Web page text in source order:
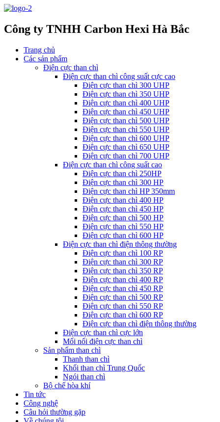
Công ty TNHH Carbon Hexi Hà Bắc
Trang chủ
Các sản phẩm
Điện cực than chì
Điện cực than chì công suất cực cao
Điện cực than chì 300 UHP
Điện cực than chì 350 UHP
Điện cực than chì 400 UHP
Điện cực than chì 450 UHP
Điện cực than chì 500 UHP
Điện cực than chì 550 UHP
Điện cực than chì 600 UHP
Điện cực than chì 650 UHP
Điện cực than chì 700 UHP
Điện cực than chì công suất cao
Điện cực than chì 250HP
Điện cực than chì 300 HP
Điện cực than chì HP 350mm
Điện cực than chì 400 HP
Điện cực than chì 450 HP
Điện cực than chì 500 HP
Điện cực than chì 550 HP
Điện cực than chì 600 HP
Điện cực than chì điện thông thường
Điện cực than chì 100 RP
Điện cực than chì 300 RP
Điện cực than chì 350 RP
Điện cực than chì 400 RP
Điện cực than chì 450 RP
Điện cực than chì 500 RP
Điện cực than chì 550 RP
Điện cực than chì 600 RP
Điện cực than chì điện thông thường
Điện cực than chì cực lớn
Mối nối điện cực than chì
Sản phẩm than chì
Thanh than chì
Khối than chì Trung Quốc
Ngói than chì
Bộ chế hòa khí
Tin tức
Công nghệ
Câu hỏi thường gặp